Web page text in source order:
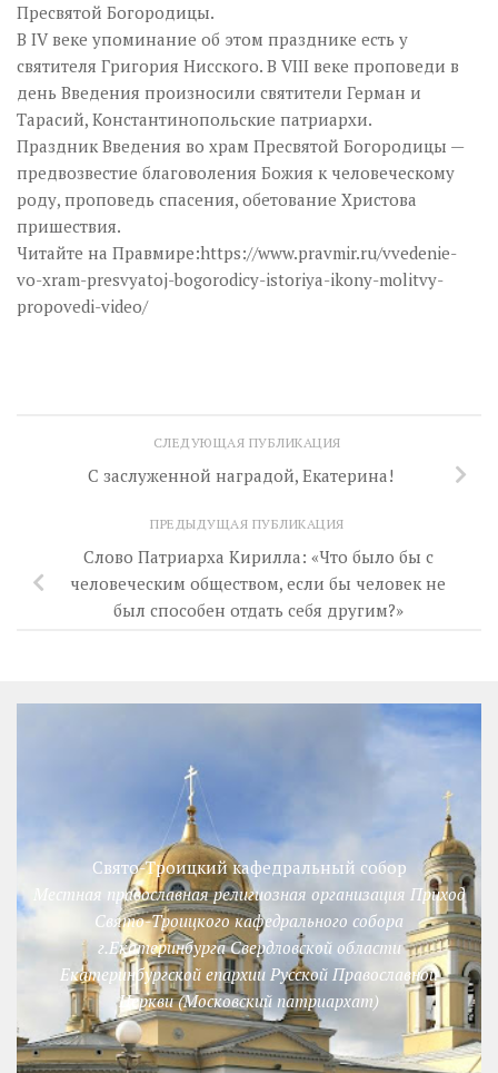
Пресвятой Богородицы.
В IV веке упоминание об этом празднике есть у
святителя Григория Нисского. В VIII веке проповеди в
день Введения произносили святители Герман и
Тарасий, Константинопольские патриархи.
Праздник Введения во храм Пресвятой Богородицы —
предвозвестие благоволения Божия к человеческому
роду, проповедь спасения, обетование Христова
пришествия.
Читайте на Правмире:https://www.pravmir.ru/vvedenie-
vo-xram-presvyatoj-bogorodicy-istoriya-ikony-molitvy-
propovedi-video/
СЛЕДУЮЩАЯ ПУБЛИКАЦИЯ
С заслуженной наградой, Екатерина!
ПРЕДЫДУЩАЯ ПУБЛИКАЦИЯ
Слово Патриарха Кирилла: «Что было бы с
человеческим обществом, если бы человек не
был способен отдать себя другим?»
Свято-Троицкий кафедральный собор
Местная православная религиозная организация Приход
Свято-Троицкого кафедрального собора
г.Екатеринбурга Свердловской области
Екатеринбургской епархии Русской Православной
Церкви (Московский патриархат)